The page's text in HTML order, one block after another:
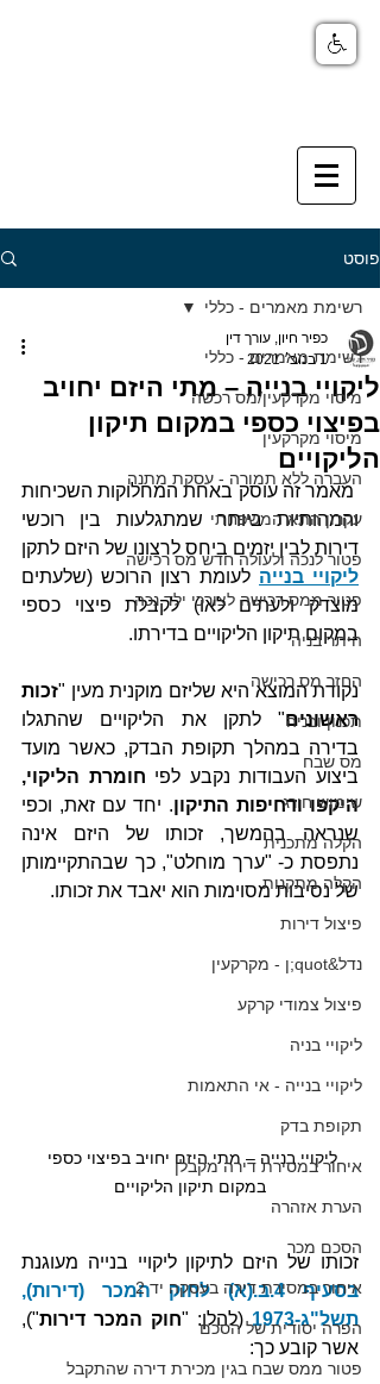
פוסט
רשימת מאמרים - כללי
מיסוי מקרקעין/מס רכשה
מיסוי מקרקעין
העברה ללא תמורה - עסקת מתנה
עקרון התא המשפחתי
פטור לנכה ולעולה חדש מס רכישה
פטור ממס רכישה לצורכי ילד נכה
היתר בניה
החזר מס רכישה
תכנון ובניה
מס שבח
שימוש חורג
הקלה מתכנית
הקלה מתקנות
פיצול דירות
נדל&quot;ן - מקרקעין
פיצול צמודי קרקע
ליקויי בניה
ליקויי בנייה - אי התאמות
תקופת בדק
איחור במסירת דירה מקבלן
הערת אזהרה
הסכם מכר
איחור במסירת דירה בעסקה יד 2
הפרה יסודית של הסכם
פטור ממס שבח בגין מכירת דירה שהתקבל
רשימת מאמרים - כללי
ליקויי בנייה – מתי היזם יחויב
בפיצוי כספי במקום תיקון
הליקויים
כפיר חיון, עורך דין
1 בנוב׳ 2021
דירות לבין יזמים ביחס לרצונו של היזם לתקן
ליקויי בנייה
במקום תיקון הליקויים בדירתו.
נקודת המוצא היא שליזם מוקנית מעין "
ראשונים
ביצוע העבודות נקבע לפי
היקפו ודחיפות התיקון
של נסיבות מסוימות הוא יאבד את זכותו.
ליקויי בנייה – מתי היזם יחויב בפיצוי כספי
במקום תיקון הליקויים
זכותו של היזם לתיקון ליקויי בנייה מעוגנת
תשל"ג-1973
(להלן: "חוק המכר דירות
אשר קובע כך: